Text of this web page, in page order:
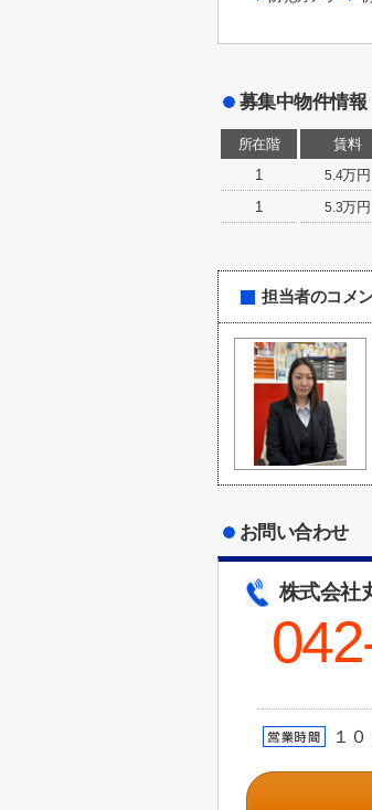
募集中物件情報
所在階 賃料
1
5.4万円
1
5.3万円
担当者のコメ
お問い合わせ
株式会社
１